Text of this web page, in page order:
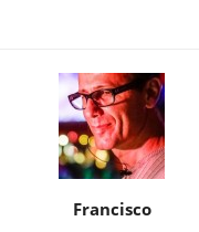
Francisco